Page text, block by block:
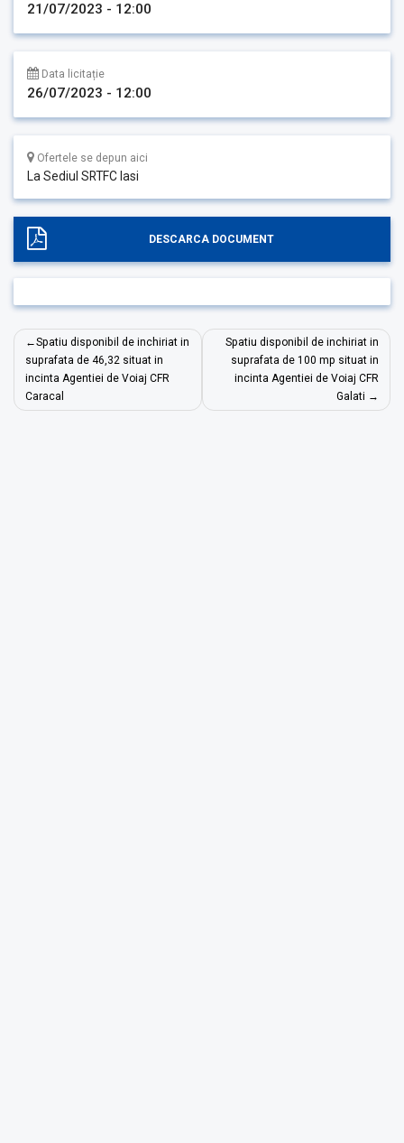
21/07/2023 - 12:00
Data licitație
26/07/2023 - 12:00
Ofertele se depun aici
La Sediul SRTFC Iasi
DESCARCA DOCUMENT
Navigare
în
articole
Spatiu disponibil de inchiriat in
suprafata de 46,32 situat in
incinta Agentiei de Voiaj CFR
Caracal
Spatiu disponibil de inchiriat in
suprafata de 100 mp situat in
incinta Agentiei de Voiaj CFR
Galati